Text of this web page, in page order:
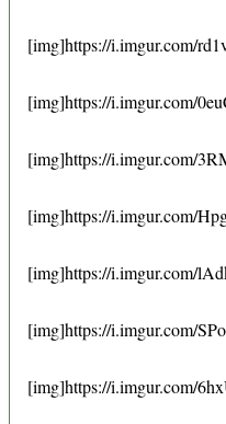
[img]https://i.imgur.com/
[img]https://i.imgur.com/
[img]https://i.imgur.com/
[img]https://i.imgur.com/
[img]https://i.imgur.com/
[img]https://i.imgur.com/
[img]https://i.imgur.com/